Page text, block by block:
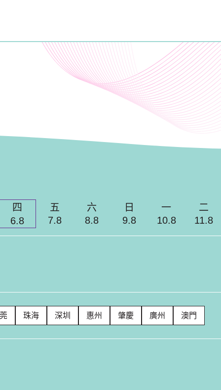
四 五 六 日 一
二
6.8
7.8 8.8 9.8 10.8 11.8
珠海 深圳 惠州 肇慶 廣州 澳門